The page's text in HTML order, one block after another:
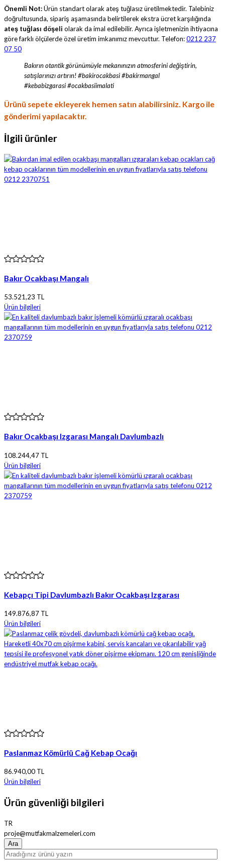
Önemli Not:Ürün standart olarak ateş tuğlasız üretilmektedir. Talebiniz
doğrultusunda, sipariş aşamasında belirtilerek ekstra ücret karşılığında
ateş tuğlası döşeli olarak da imal edilebilir. Ayrıca işletmenizin ihtiyacına
göre farklı ölçülerde özel üretim imkanımız mevcuttur. Telefon:0212 237
07 50
Bakırın otantik görünümüyle mekanınızın atmosferini değiştirin,
satışlarınızı artırın! #bakirocakbasi #bakirmangal
#kebabizgarasi #ocakbasiimalati
Ürünü sepete ekleyerek hemen satın alabilirsiniz. Kargo ile
gönderimi yapılacaktır.
İlgili ürünler
Bakır Ocakbaşı Mangalı
53.521,23 TL
Ürün bilgileri
Bakır Ocakbaşı Izgarası Mangalı Davlumbazlı
108.244,47 TL
Ürün bilgileri
Kebapçı Tipi Davlumbazlı Bakır Ocakbaşı Izgarası
149.876,87 TL
Ürün bilgileri
Paslanmaz Kömürlü Cağ Kebap Ocağı
86.940,00 TL
Ürün bilgileri
Ürün güvenliği bilgileri
TR
proje@mutfakmalzemeleri.com